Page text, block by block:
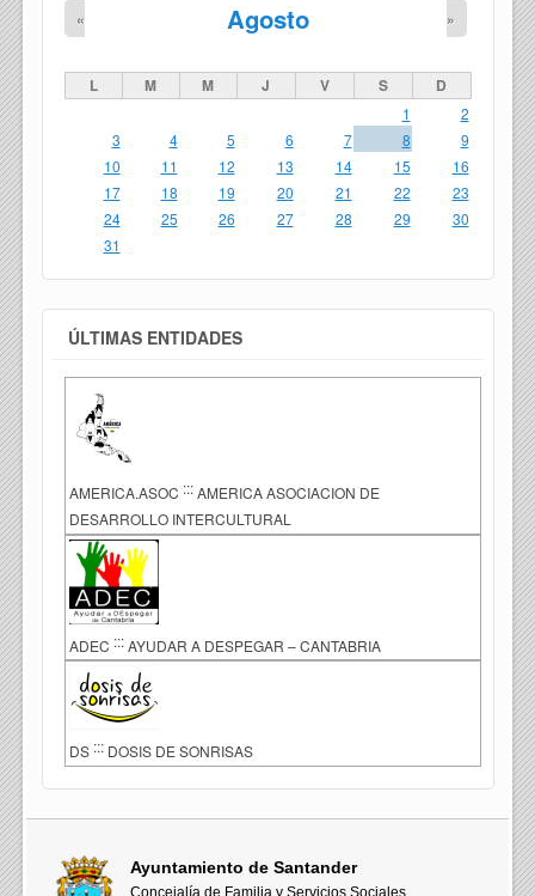
Agosto
« »
L M M J V S D
1
2
3
4 5 6 7 8
9
10
11 12 13 14 15
16
17
18 19 20 21 22
23
24
25 26 27 28 29
30
31
ÚLTIMAS ENTIDADES
AMERICA.ASOC ::: AMERICA ASOCIACION DE
DESARROLLO INTERCULTURAL
ADEC ::: AYUDAR A DESPEGAR – CANTABRIA
DS ::: DOSIS DE SONRISAS
Ayuntamiento de Santander
Concejalía de Familia y Servicios Sociales